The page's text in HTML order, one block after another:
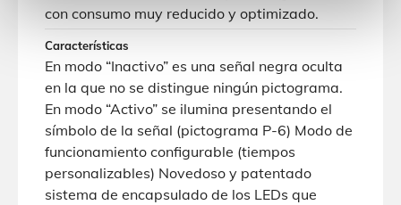
con consumo muy reducido y optimizado.
Características
En modo “Inactivo” es una señal negra oculta
en la que no se distingue ningún pictograma.
En modo “Activo” se ilumina presentando el
símbolo de la señal (pictograma P-6) Modo de
funcionamiento configurable (tiempos
personalizables) Novedoso y patentado
sistema de encapsulado de los LEDs que